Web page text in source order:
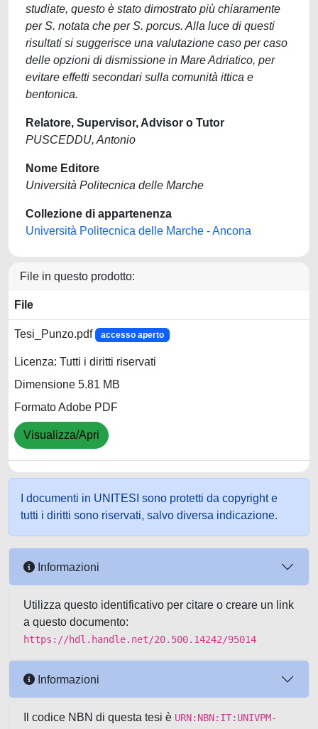
studiate, questo è stato dimostrato più chiaramente
per S. notata che per S. porcus. Alla luce di questi
risultati si suggerisce una valutazione caso per caso
delle opzioni di dismissione in Mare Adriatico, per
evitare effetti secondari sulla comunità ittica e
bentonica.
Relatore, Supervisor, Advisor o Tutor
PUSCEDDU, Antonio
Nome Editore
Università Politecnica delle Marche
Collezione di appartenenza
Università Politecnica delle Marche - Ancona
File in questo prodotto:
File
Tesi_Punzo.pdf accesso aperto
Licenza: Tutti i diritti riservati
Dimensione 5.81 MB
Formato Adobe PDF
Visualizza/Apri
I documenti in UNITESI sono protetti da copyright e
tutti i diritti sono riservati, salvo diversa indicazione.
Informazioni
Utilizza questo identificativo per citare o creare un link
a questo documento:
https://hdl.handle.net/20.500.14242/95014
Informazioni
Il codice NBN di questa tesi è URN:NBN:IT:UNIVPM-